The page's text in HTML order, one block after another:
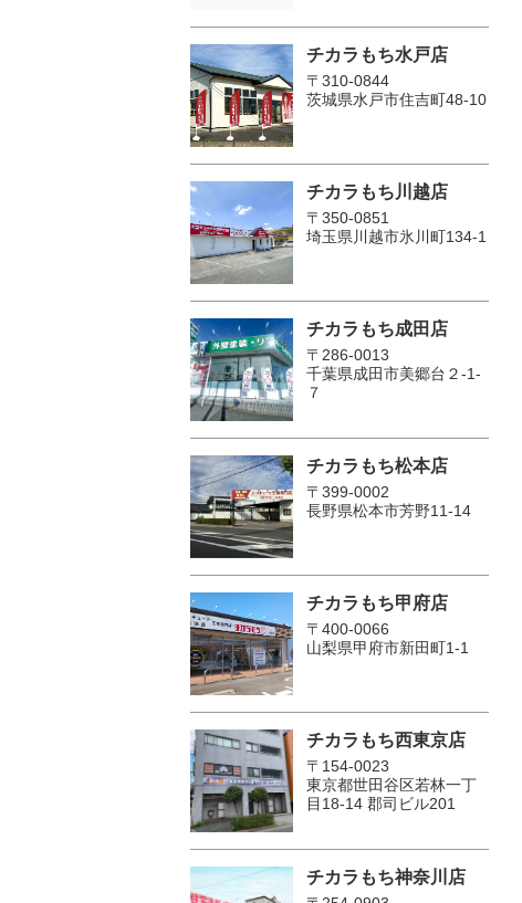
チカラもち水戸店
〒310-0844
茨城県水戸市住吉町48-10
チカラもち川越店
〒350-0851
埼玉県川越市氷川町134-1
チカラもち成田店
〒286-0013
千葉県成田市美郷台２‐1‐
７
チカラもち松本店
〒399-0002
長野県松本市芳野11-14
チカラもち甲府店
〒400-0066
山梨県甲府市新田町1-1
チカラもち西東京店
〒154-0023
東京都世田谷区若林一丁
目18-14 郡司ビル201
チカラもち神奈川店